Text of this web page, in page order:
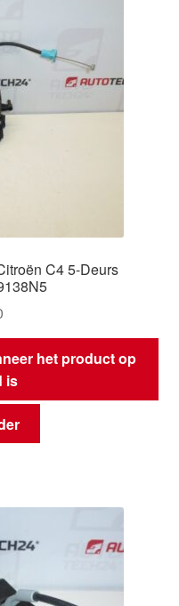
C4 5-Deurs
het product op
is